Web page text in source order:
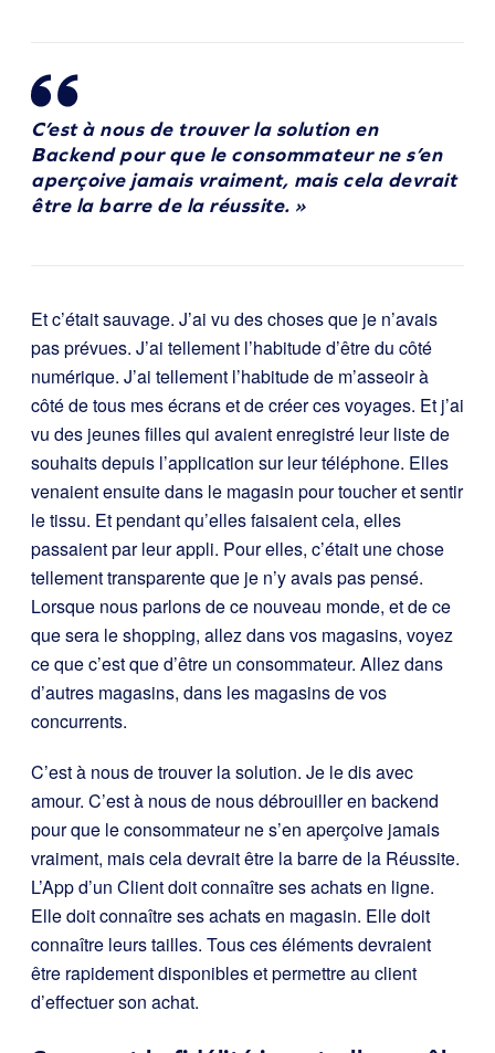
C’est à nous de trouver la solution en
Backend pour que le consommateur ne s’en
aperçoive jamais vraiment, mais cela devrait
être la barre de la réussite. »
Et c’était sauvage. J’ai vu des choses que je n’avais
pas prévues. J’ai tellement l’habitude d’être du côté
numérique. J’ai tellement l’habitude de m’asseoir à
côté de tous mes écrans et de créer ces voyages. Et j’ai
vu des jeunes filles qui avaient enregistré leur liste de
souhaits depuis l’application sur leur téléphone. Elles
venaient ensuite dans le magasin pour toucher et sentir
le tissu. Et pendant qu’elles faisaient cela, elles
passaient par leur appli. Pour elles, c’était une chose
tellement transparente que je n’y avais pas pensé.
Lorsque nous parlons de ce nouveau monde, et de ce
que sera le shopping, allez dans vos magasins, voyez
ce que c’est que d’être un consommateur. Allez dans
d’autres magasins, dans les magasins de vos
concurrents.
C’est à nous de trouver la solution. Je le dis avec
amour. C’est à nous de nous débrouiller en backend
pour que le consommateur ne s’en aperçoive jamais
vraiment, mais cela devrait être la barre de la Réussite.
L’App d’un Client doit connaître ses achats en ligne.
Elle doit connaître ses achats en magasin. Elle doit
connaître leurs tailles. Tous ces éléments devraient
être rapidement disponibles et permettre au client
d’effectuer son achat.